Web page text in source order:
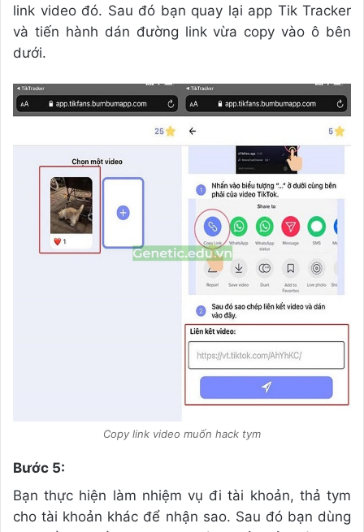
link video đó. Sau đó bạn quay lại app Tik Tracker
và tiến hành dán đường link vừa copy vào ô bên
dưới.
Copy link video muốn hack tym
Bước 5:
Bạn thực hiện làm nhiệm vụ đi tài khoản, thả tym
cho tài khoản khác để nhận sao. Sau đó bạn dùng